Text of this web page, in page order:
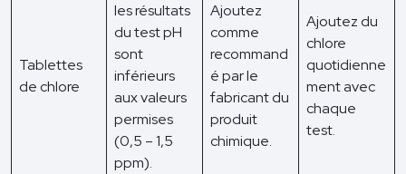
Tablettes
de chlore
les résultats
du test pH
sont
inférieurs
aux valeurs
permises
(0,5 – 1,5
ppm).
Ajoutez
comme
recommand
é par le
fabricant du
produit
chimique.
Ajoutez du
chlore
quotidienne
ment avec
chaque
test.